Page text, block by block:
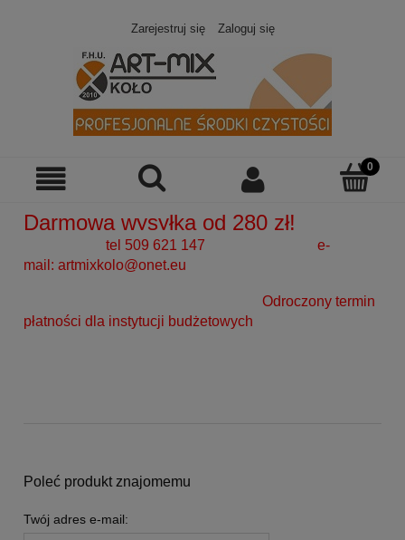
Zarejestruj się Zaloguj się
Darmowa wysyłka od 280 zł!
tel 509 621 147 e-
mail: artmixkolo@onet.eu
Odroczony termin
płatności dla instytucji budżetowych
Poleć produkt znajomemu
Twój adres e-mail: